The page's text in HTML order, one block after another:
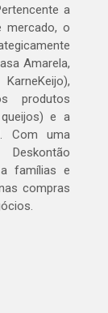
a
mercado, o
Amarela,
produtos
e a
Com uma
famílias e
compras